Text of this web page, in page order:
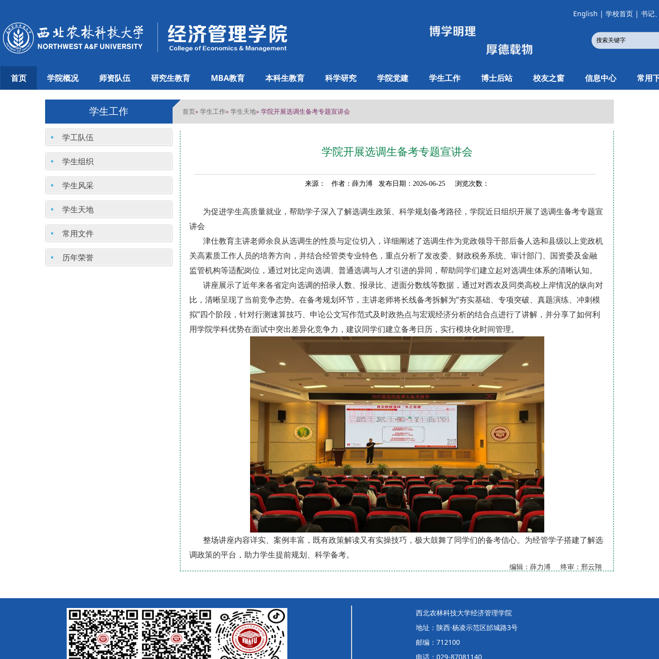
English | 学校首页 | 书记
首页 学院概况 师资队伍 研究生教育 MBA教育 本科生教育 科学研究 学院党建 学生工作 博士后站 校友之窗 信息中心 常用
学生工作 首页» 学生工作» 学生天地» 学院开展选调生备考专题宣讲会
学工队伍
学生组织
学生风采
学生天地
常用文件
历年荣誉
学院开展选调生备考专题宣讲会
来源： 作者：薛力溥 发布日期：2026-06-25 浏览次数：
为促进学生高质量就业，帮助学子深入了解选调生政策、科学规划备考路径，学院近日组织开展了选调生备考专题宣
讲会
津仕教育主讲老师余良从选调生的性质与定位切入，详细阐述了选调生作为党政领导干部后备人选和县级以上党政机
关高素质工作人员的培养方向，并结合经管类专业特色，重点分析了发改委、财政税务系统、审计部门、国资委及金融
监管机构等适配岗位，通过对比定向选调、普通选调与人才引进的异同，帮助同学们建立起对选调生体系的清晰认知。
讲座展示了近年来各省定向选调的招录人数、报录比、进面分数线等数据，通过对西农及同类高校上岸情况的纵向对
比，清晰呈现了当前竞争态势。 在备考规划环节，主讲老师将长线备考拆解为“夯实基础、专项突破、真题演练、冲刺模
拟”四个阶段，针对行测速算技巧、申论公文写作范式及时政热点与宏观经济分析的结合点进行了讲解，并分享了如何利
用学院学科优势在面试中突出差异化竞争力，建议同学们建立备考日历，实行模块化时间管理。
整场讲座内容详实、案例丰富，既有政策解读又有实操技巧，极大鼓舞了同学们的备考信心。为经管学子搭建了解选
调政策的平台，助力学生提前规划、科学备考。
编辑：薛力溥 终审：邢云翔
西北农林科技大学经济管理学院
地址：陕西·杨凌示范区邰城路3号
邮编：712100
电话：029-87081140